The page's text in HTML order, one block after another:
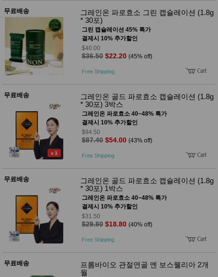
무료배송
그레인온 파로효소 그린 캡슐레이션 (1.8g
* 30포)
그린 캡슐레이션 45% 특가
결제시 10% 추가할인
$40.00
$36.50 $22.20 (45% off)
Free Shipping
무료배송
그레인온 골드 파로효소 캡슐레이션 (1.8g
* 30포) 3박스
그레인온 파로효소 40~48% 특가
결제시 10% 추가할인
$94.50
$87.40 $54.00 (43% off)
Free Shipping
무료배송
그레인온 골드 파로효소 캡슐레이션 (1.8g
* 30포) 1박스
그레인온 파로효소 40~48% 특가
결제시 10% 추가할인
$31.50
$29.80 $18.80 (40% off)
Free Shipping
무료배송
프롬바이오 관절연골 엔 보스웰리아 2개
월